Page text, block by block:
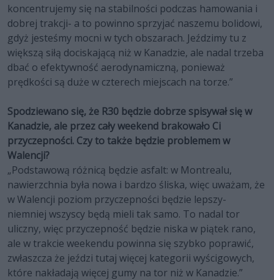
koncentrujemy się na stabilności podczas hamowania i
dobrej trakcji- a to powinno sprzyjać naszemu bolidowi,
gdyż jesteśmy mocni w tych obszarach. Jeździmy tu z
większą siłą dociskającą niż w Kanadzie, ale nadal trzeba
dbać o efektywność aerodynamiczną, ponieważ
prędkości są duże w czterech miejscach na torze.”
Spodziewano się, że R30 będzie dobrze spisywał się w
Kanadzie, ale przez cały weekend brakowało Ci
przyczepności. Czy to także będzie problemem w
Walencji?
„Podstawową różnicą będzie asfalt: w Montrealu,
nawierzchnia była nowa i bardzo śliska, więc uważam, że
w Walencji poziom przyczepności będzie lepszy-
niemniej wszyscy będą mieli tak samo. To nadal tor
uliczny, więc przyczepność będzie niska w piątek rano,
ale w trakcie weekendu powinna się szybko poprawić,
zwłaszcza że jeździ tutaj więcej kategorii wyścigowych,
które nakładają więcej gumy na tor niż w Kanadzie.”